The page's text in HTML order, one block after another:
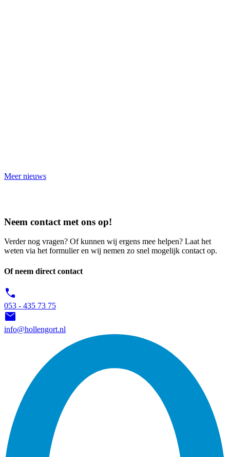
Meer nieuws
Neem contact met ons op!
Verder nog vragen? Of kunnen wij ergens mee helpen? Laat het
weten via het formulier en wij nemen zo snel mogelijk contact op.
Of neem direct contact
call
053 - 435 73 75
mail
info@hollengort.nl